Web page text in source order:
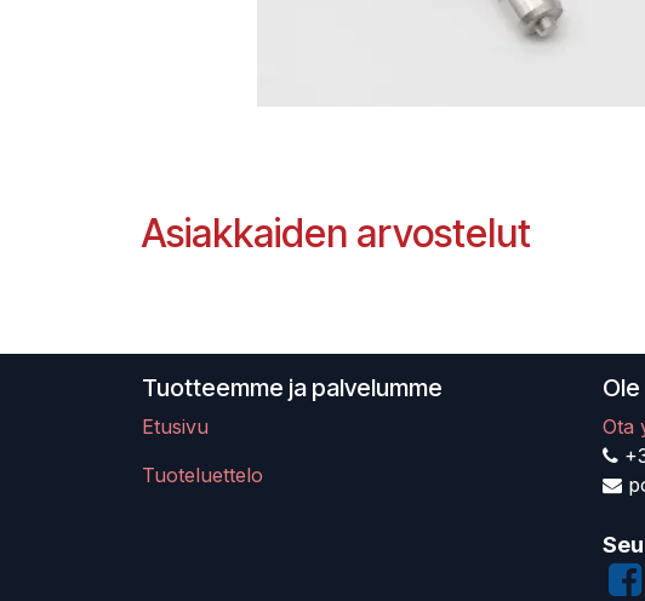
Asiakkaiden arvostelut
Tuotteemme ja palvelumme
Etusivu
Tuoteluettelo
Ota